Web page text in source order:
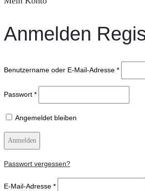
Anmelden
Benutzername oder E-Mail-Adresse *
Passwort *
Angemeldet bleiben
Anmelden
Passwort vergessen?
E-Mail-Adresse *